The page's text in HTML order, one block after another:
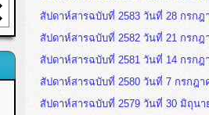
สัปดาห์สารฉบับที่ 2583 วันที่ 28 กรกฎ
สัปดาห์สารฉบับที่ 2582 วันที่ 21 กรกฎ
สัปดาห์สารฉบับที่ 2581 วันที่ 14 กรกฎ
สัปดาห์สารฉบับที่ 2580 วันที่ 7 กรกฎา
สัปดาห์สารฉบับที่ 2579 วันที่ 30 มิถุนา